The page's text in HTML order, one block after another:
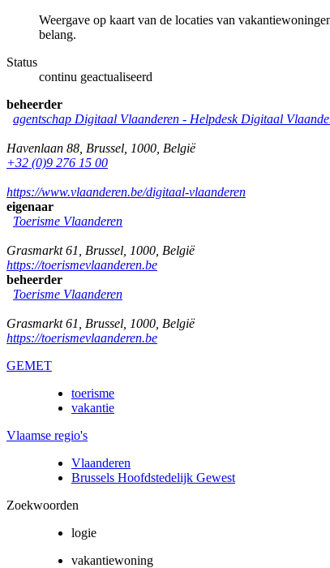
Weergave op kaart van de locaties van
belang.
Status
continu geactualiseerd
beheerder
agentschap Digitaal Vlaanderen - Helpdesk Digitaal
Havenlaan 88 Brussel 1000 België
+32 (0)9 276 15 00
https://www.vlaanderen.be/digitaal-vlaanderen
eigenaar
Toerisme Vlaanderen
Grasmarkt 61 Brussel 1000 België
https://toerismevlaanderen.be
beheerder
Toerisme Vlaanderen
Grasmarkt 61 Brussel 1000 België
https://toerismevlaanderen.be
GEMET
toerisme
vakantie
Vlaamse regio's
Vlaanderen
Brussels Hoofdstedelijk Gewest
Zoekwoorden
logie
vakantiewoning